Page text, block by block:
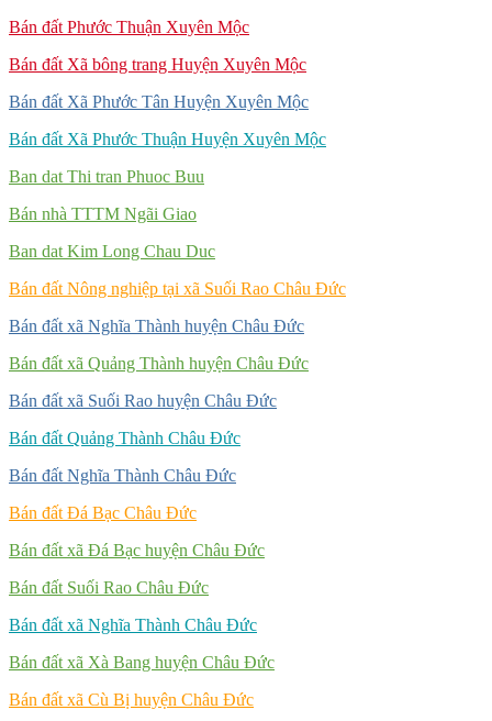
Bán đất Phước Thuận Xuyên Mộc
Bán đất Xã bông trang Huyện Xuyên Mộc
Bán đất Xã Phước Tân Huyện Xuyên Mộc
Bán đất Xã Phước Thuận Huyện Xuyên Mộc
Ban dat Thi tran Phuoc Buu
Bán nhà TTTM Ngãi Giao
Ban dat Kim Long Chau Duc
Bán đất Nông nghiệp tại xã Suối Rao Châu Đức
Bán đất xã Nghĩa Thành huyện Châu Đức
Bán đất xã Quảng Thành huyện Châu Đức
Bán đất xã Suối Rao huyện Châu Đức
Bán đất Quảng Thành Châu Đức
Bán đất Nghĩa Thành Châu Đức
Bán đất Đá Bạc Châu Đức
Bán đất xã Đá Bạc huyện Châu Đức
Bán đất Suối Rao Châu Đức
Bán đất xã Nghĩa Thành Châu Đức
Bán đất xã Xà Bang huyện Châu Đức
Bán đất xã Cù Bị huyện Châu Đức